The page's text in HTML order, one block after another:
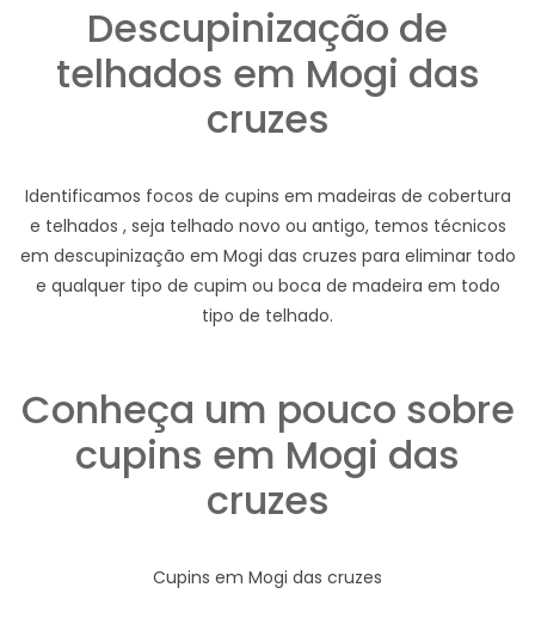
Descupinização de
telhados em Mogi das
cruzes
Identificamos focos de cupins em madeiras de cobertura
e telhados , seja telhado novo ou antigo, temos técnicos
em descupinização em Mogi das cruzes para eliminar todo
e qualquer tipo de cupim ou boca de madeira em todo
tipo de telhado.
Conheça um pouco sobre
cupins em Mogi das
cruzes
Cupins em Mogi das cruzes